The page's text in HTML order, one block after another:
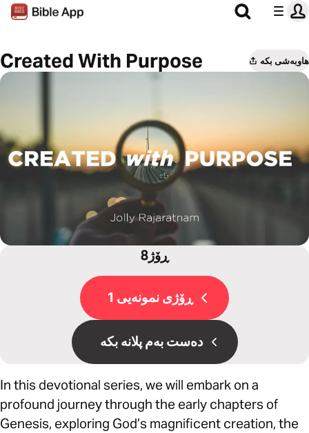
Created With Purpose هاوبەشی بکە
8ڕۆژ
ڕۆژی نمونەیی 1
دەست بەم پلانە بکە
In this devotional series, we will embark on a
profound journey through the early chapters of
Genesis, exploring God’s magnificent creation, the